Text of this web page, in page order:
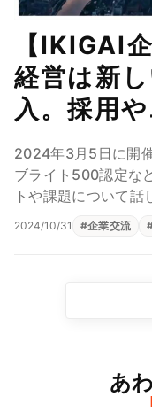
【IKIGAI
経営は新
入。採用
向上など
2024年3月5日に開
ブライト500認定な
トや課題について話
ントの向上など健康
2024/10/31 #企業交流
あ